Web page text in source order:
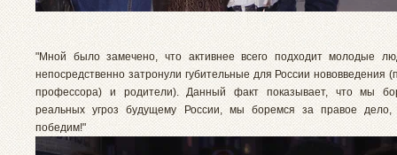
"Мной было замечено, что активнее всего подходит молодые
непосредственно затронули губительные для России нововведения
профессора) и родители). Данный факт показывает, что мы
реальных угроз будущему России, мы боремся за правое
победим!"